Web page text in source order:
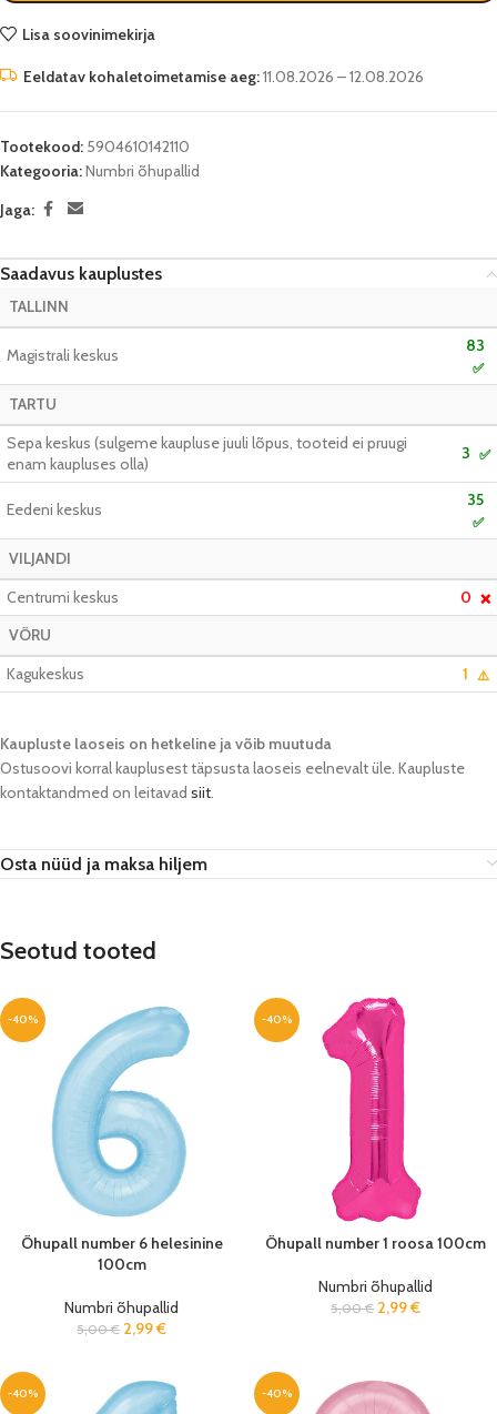
Lisa soovinimekirja
Eeldatav kohaletoimetamise aeg:11.08.2026 – 12.08.2026
Tootekood: 5904610142110
Kategooria:Numbri õhupallid
Jaga:
Saadavus kauplustes
TALLINN
Magistrali keskus 83
✅
TARTU
Sepa keskus (sulgeme kaupluse juuli lõpus, tooteid ei pruugi
enam kaupluses olla)
3 ✅
Eedeni keskus 35
✅
VILJANDI
Centrumi keskus
0 ❌
VÕRU
Kagukeskus
1 ⚠️
Kaupluste laoseis on hetkeline ja võib muutuda​
Ostusoovi korral kauplusest täpsusta laoseis eelnevalt üle. Kaupluste
kontaktandmed on leitavad siit.
Osta nüüd ja maksa hiljem
Seotud tooted
-40%
Õhupall number 6 helesinine
100cm
Numbri õhupallid
5,00€ 2,99€
-40%
Õhupall number 1 roosa 100cm
Numbri õhupallid
5,00€ 2,99€
-40% -40%